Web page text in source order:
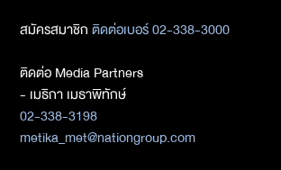
สมัครสมาชิกติดต่อเบอร์ 02-338-3000
ติดต่อ Media Partners
- เมธิกา เมธาพิทักษ์
02-338-3198
metika_met@nationgroup.com